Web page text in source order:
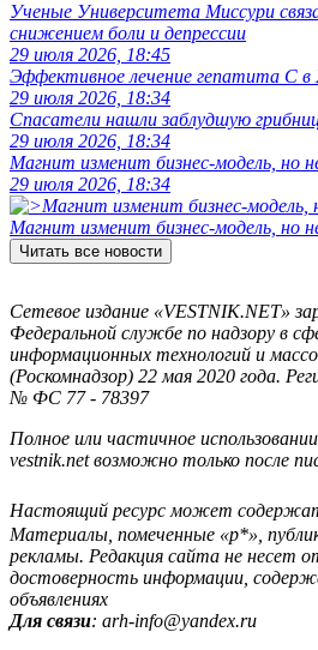
Ученые Университета Миссури
снижением боли и депрессии
29 июля 2026, 18:45
Эффективное лечение гепатита C в
29 июля 2026, 18:34
Спасатели нашли заблудшую
29 июля 2026, 18:34
Магнит изменит бизнес-модель, но
29 июля 2026, 18:34
Магнит изменит бизнес-модель, но
Читать все новости
Сетевое издание «VESTNIK.NET»
Федеральной службе по надзору в
информационных технологий и
(Роскомнадзор) 22 мая 2020 года.
№ ФС 77 - 78397
Полное или частичное
vestnik.net возможно только после
Настоящий ресурс может
Материалы, помеченные «р*»,
рекламы. Редакция сайта не несет
достоверность информации,
объявлениях
Для связи: arh-info@yandex.ru